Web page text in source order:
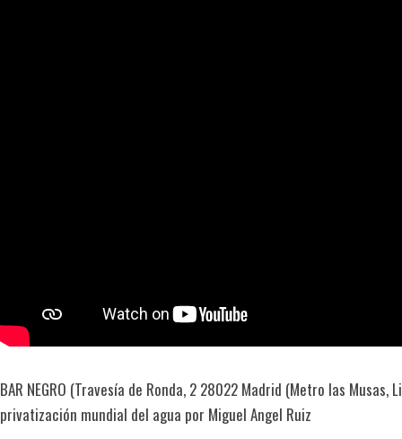
BAR NEGRO (Travesía de Ronda, 2 28022 Madrid (Metro las Musas,
privatización mundial del agua por Miguel Angel Ruiz